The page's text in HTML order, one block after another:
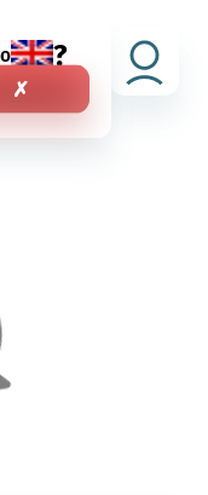
?
✗